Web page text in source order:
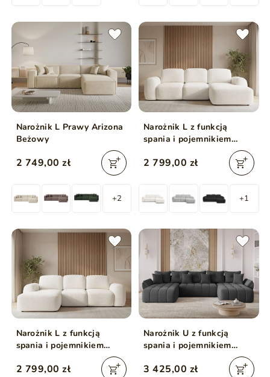
Narożnik L Prawy Arizona
Beżowy
2 749,00 zł
+2
Narożnik L z funkcją
spania i pojemnikiem
Avelin Prawy Kremowy
2 799,00 zł
+1
Narożnik L z funkcją
spania i pojemnikiem
Avelin Lewy Kremowy
2 799,00 zł
Narożnik U z funkcją
spania i pojemnikiem
3 425,00 zł